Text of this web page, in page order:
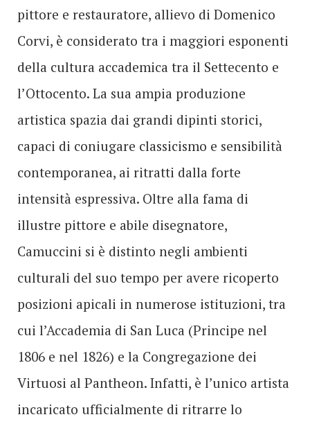
pittore e restauratore, allievo di Domenico
Corvi, è considerato tra i maggiori esponenti
della cultura accademica tra il Settecento e
l’Ottocento. La sua ampia produzione
artistica spazia dai grandi dipinti storici,
capaci di coniugare classicismo e sensibilità
contemporanea, ai ritratti dalla forte
intensità espressiva. Oltre alla fama di
illustre pittore e abile disegnatore,
Camuccini si è distinto negli ambienti
culturali del suo tempo per avere ricoperto
posizioni apicali in numerose istituzioni, tra
cui l’Accademia di San Luca (Principe nel
1806 e nel 1826) e la Congregazione dei
Virtuosi al Pantheon. Infatti, è l’unico artista
incaricato ufficialmente di ritrarre lo